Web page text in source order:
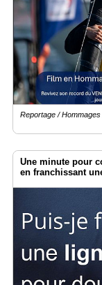
Reportage /
Une minute pour
en franchissant